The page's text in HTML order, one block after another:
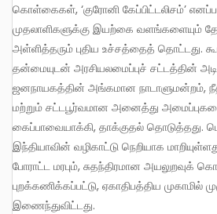
கொள்கைகள், ‘குரோனி கேப்பிட்டலிசம்’
முதலாளிகளுக்கு இயற்கை வளங்களையும்
அள்ளித்தரும் புதிய உச்சத்தைத் தொட்டது.
தன்மையுடன் அரசியலமைப்புச் சட்டத்தின்
ஜனநாயகத்தின் அங்கமான நாடாளுமன்றம்,
மற்றும் சட்டபூர்வமான அனைத்து
கைப்பாவையாக்கி, தாக்குதல் தொடுத்தது.
இந்தியாவின் வழிகாட்டு நெறியாக
போராட்ட மரபும், சுதந்திரமான அயலுறவுக்
புறக்கணிக்கப்பட்டு, ஏகாதிபத்திய முகாமில்
இணைந்துவிட்டது.